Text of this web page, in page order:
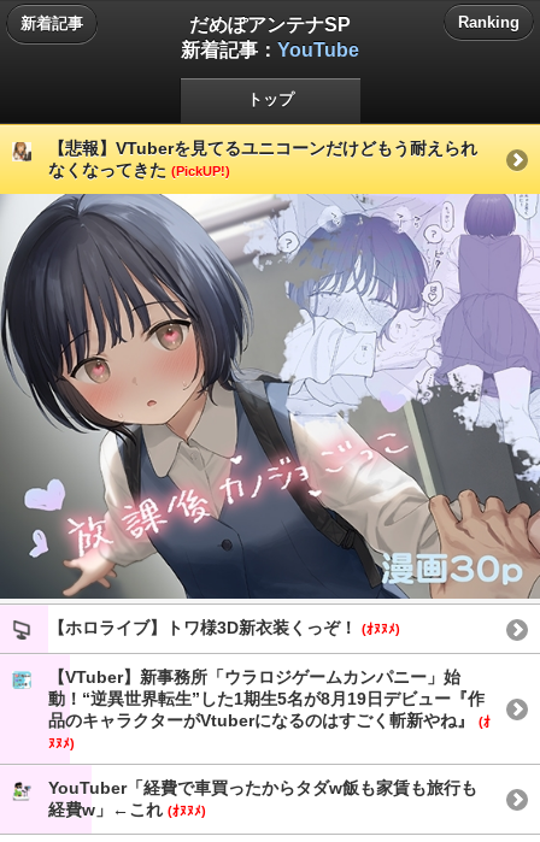
新着記事
だめぽアンテナSP
新着記事： YouTube
Ranking
トップ
【悲報】VTuberを見てるユニコーンだけどもう耐えられ
なくなってきた (PickUP!)
【ホロライブ】トワ様3D新衣装くっぞ！ (ｵﾇﾇﾒ)
【VTuber】新事務所「ウラロジゲームカンパニー」始
動！“逆異世界転生”した1期生5名が8月19日デビュー『作
品のキャラクターがVtuberになるのはすごく斬新やね』
(ｵ
ﾇﾇﾒ)
YouTuber「経費で車買ったからタダw飯も家賃も旅行も
経費w」←これ (ｵﾇﾇﾒ)